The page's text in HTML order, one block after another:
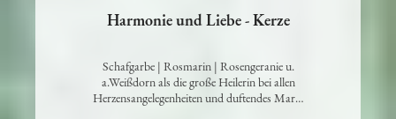
Harmonie und Liebe - Kerze
Schafgarbe | Rosmarin | Rosengeranie u.
a.Weißdorn als die große Heilerin bei allen
Herzensangelegenheiten und duftendes Mar…